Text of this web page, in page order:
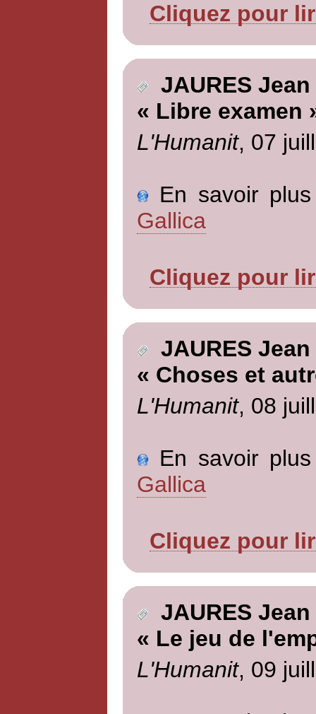
Cliquez pour
JAURES Jean
« Libre examen
L'Humanit, 07
En savoir
Gallica
Cliquez pour
JAURES Jean
« Choses et
L'Humanit, 08
En savoir
Gallica
Cliquez pour
JAURES Jean
« Le jeu de
L'Humanit, 09